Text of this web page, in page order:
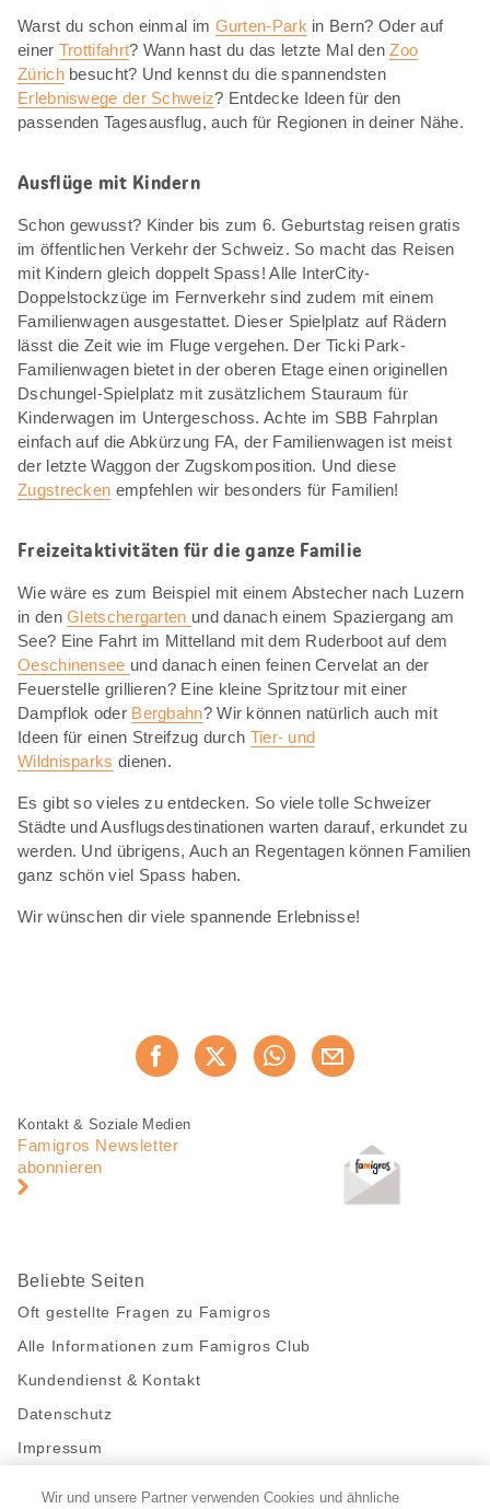
Warst du schon einmal im Gurten-Park in Bern? Oder auf
einer Trottifahrt? Wann hast du das letzte Mal denZoo
Zürichbesucht? Und kennst du die spannendsten
Erlebniswege der Schweiz? Entdecke Ideen für den
passenden Tagesausflug, auch für Regionen in deiner Nähe.
Ausflüge mit Kindern
Schon gewusst? Kinder bis zum 6. Geburtstag reisen gratis
im öffentlichen Verkehr der Schweiz. So macht das Reisen
mit Kindern gleich doppelt Spass! Alle InterCity-
Doppelstockzüge im Fernverkehr sind zudem mit einem
Familienwagen ausgestattet. Dieser Spielplatz auf Rädern
lässt die Zeit wie im Fluge vergehen. Der Ticki Park-
Familienwagen bietet in der oberen Etage einen originellen
Dschungel-Spielplatz mit zusätzlichem Stauraum für
Kinderwagen im Untergeschoss. Achte im SBB Fahrplan
einfach auf die Abkürzung FA, der Familienwagen ist meist
der letzte Waggon der Zugskomposition. Und diese
Zugstrecken empfehlen wir besonders für Familien!
Freizeitaktivitäten für die ganze Familie
Wie wäre es zum Beispiel mit einem Abstecher nach Luzern
in denGletschergarten und danach einem Spaziergang am
See? Eine Fahrt im Mittelland mit dem Ruderboot auf dem
Oeschinensee und danach einen feinen Cervelat an der
Feuerstelle grillieren? Eine kleine Spritztour mit einer
Dampflok oder Bergbahn? Wir können natürlich auch mit
Ideen für einen Streifzug durch Tier- und
Wildnisparks dienen.
Es gibt so vieles zu entdecken. So viele tolle Schweizer
Städte und Ausflugsdestinationen warten darauf, erkundet zu
werden. Und übrigens, Auch an Regentagen können Familien
ganz schön viel Spass haben.
Wir wünschen dir viele spannende Erlebnisse!
Jetzt weiterempfehlen
Fusszeile
Fusszeile
Navigation
Kontakt & Soziale Medien
Famigros Newsletter
abonnieren
Beliebte Seiten
Oft gestellte Fragen zu Famigros
Alle Informationen zum Famigros Club
Kundendienst & Kontakt
Datenschutz
Impressum
Bleibe mit uns in Kontakt
Wir und unsere Partner verwenden Cookies und ähnliche